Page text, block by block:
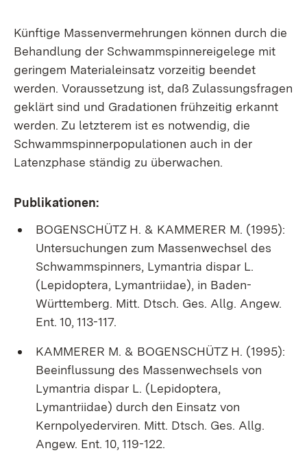
Künftige Massenvermehrungen können durch die
Behandlung der Schwammspinnereigelege mit
geringem Materialeinsatz vorzeitig beendet
werden. Voraussetzung ist, daß Zulassungsfragen
geklärt sind und Gradationen frühzeitig erkannt
werden. Zu letzterem ist es notwendig, die
Schwammspinnerpopulationen auch in der
Latenzphase ständig zu überwachen.
Publikationen:
BOGENSCHÜTZ H. & KAMMERER M. (1995):
Untersuchungen zum Massenwechsel des
Schwammspinners, Lymantria dispar L.
(Lepidoptera, Lymantriidae), in Baden-
Württemberg. Mitt. Dtsch. Ges. Allg. Angew.
Ent. 10, 113-117.
KAMMERER M. & BOGENSCHÜTZ H. (1995):
Beeinflussung des Massenwechsels von
Lymantria dispar L. (Lepidoptera,
Lymantriidae) durch den Einsatz von
Kernpolyederviren. Mitt. Dtsch. Ges. Allg.
Angew. Ent. 10, 119-122.